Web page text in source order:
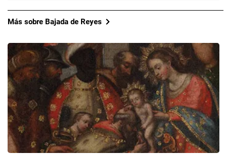
Más sobre Bajada de Reyes